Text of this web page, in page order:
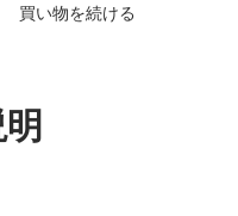
買い物を続ける